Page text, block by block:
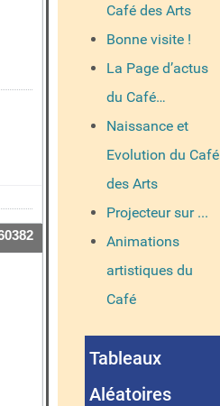
Café des Arts
Bonne visite !
La Page d’actus
du Café…
Naissance et
Evolution du Café
des Arts
Projecteur sur ...
Animations
artistiques du
Café
Tableaux
Aléatoires